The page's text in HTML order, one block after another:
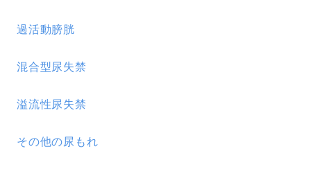
過活動膀胱
混合型尿失禁
溢流性尿失禁
その他の尿もれ